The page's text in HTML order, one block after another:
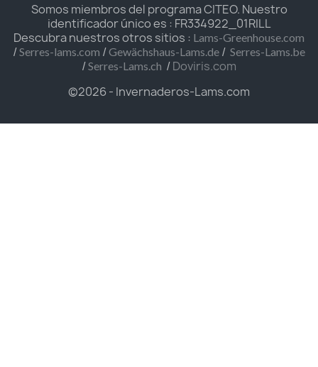
Somos miembros del programa CITEO. Nuestro
identificador único es : FR334922_01RILL
Descubra nuestros otros sitios : Lams-Greenhouse.com
/ Serres-lams.com /Gewächshaus-Lams.de / Serres-Lams.be
/ Serres-Lams.ch /Doviris.com
©2026 - Invernaderos-Lams.com